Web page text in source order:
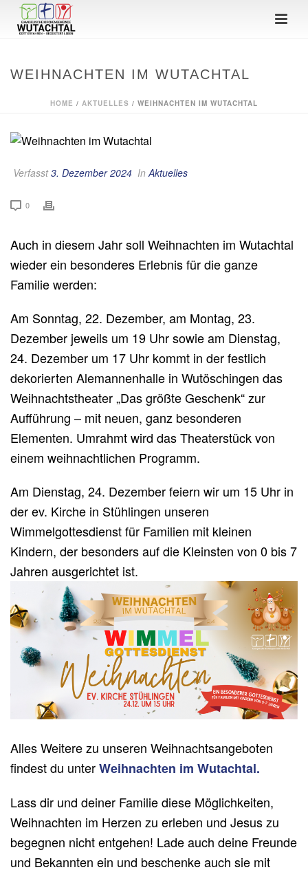
WEIHNACHTEN IM WUTACHTAL
HOME / AKTUELLES / WEIHNACHTEN IM WUTACHTAL
Verfasst3. Dezember 2024 In Aktuelles
0
Auch in diesem Jahr soll Weihnachten im Wutachtal
wieder ein besonderes Erlebnis für die ganze
Familie werden:
Am Sonntag, 22. Dezember, am Montag, 23.
Dezember jeweils um 19 Uhr sowie am Dienstag,
24. Dezember um 17 Uhr kommt in der festlich
dekorierten Alemannenhalle in Wutöschingen das
Weihnachtstheater „Das größte Geschenk“ zur
Aufführung – mit neuen, ganz besonderen
Elementen. Umrahmt wird das Theaterstück von
einem weihnachtlichen Programm.
Am Dienstag, 24. Dezember feiern wir um 15 Uhr in
der ev. Kirche in Stühlingen unseren
Wimmelgottesdienst für Familien mit kleinen
Kindern, der besonders auf die Kleinsten von 0 bis 7
Jahren ausgerichtet ist.
Alles Weitere zu unseren Weihnachtsangeboten
findest du unterWeihnachten im Wutachtal.
Lass dir und deiner Familie diese Möglichkeiten,
Weihnachten im Herzen zu erleben und Jesus zu
begegnen nicht entgehen! Lade auch deine Freunde
und Bekannten ein und beschenke auch sie mit